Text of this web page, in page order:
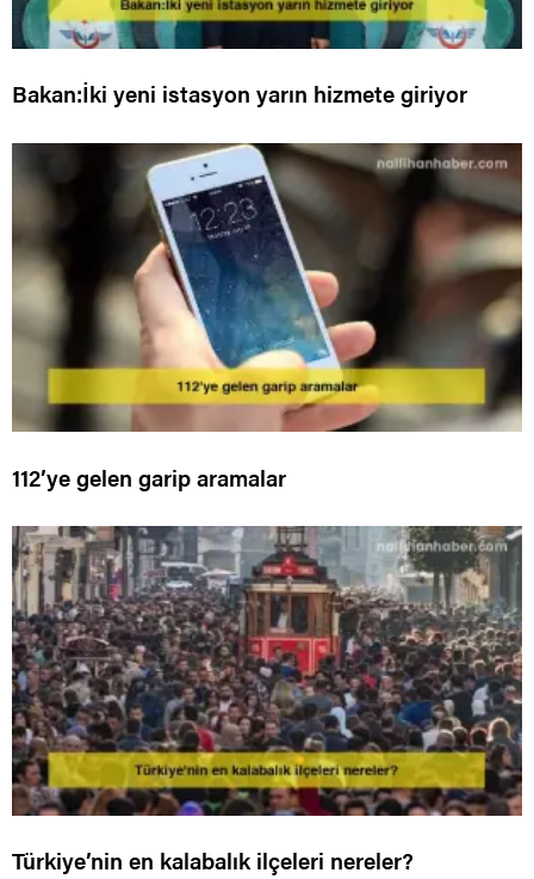
Bakan:İki yeni istasyon yarın hizmete giriyor
112’ye gelen garip aramalar
Türkiye’nin en kalabalık ilçeleri nereler?